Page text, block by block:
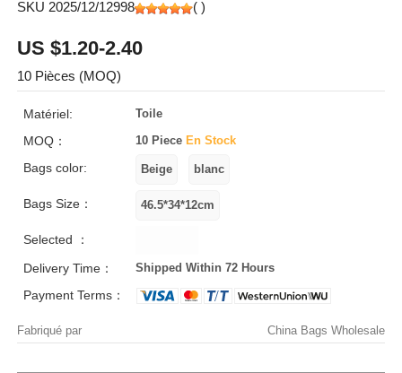
SKU 2025/12/12998 ( )
US $1.20-2.40
10 Pièces (MOQ)
Matériel: Toile
MOQ： 10 Piece En Stock
Bags color:
Bags Size：
Selected ：
Delivery Time：
Shipped Within 72 Hours
Payment Terms：
Fabriqué par China Bags Wholesale